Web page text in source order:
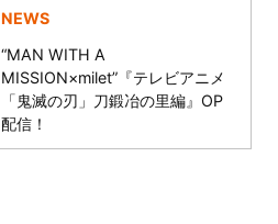
NEWS
“MAN WITH A
MISSION×milet”『テレビアニメ
「鬼滅の刃」刀鍛冶の里編』OP
配信！